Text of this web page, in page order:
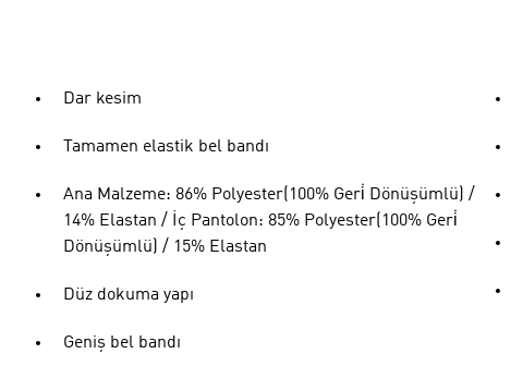
Dar kesim
Tamamen elastik bel bandı
Ana Malzeme: 86% Polyester(100% Geri̇ Dönüşümlü) /
14% Elastan / İç Pantolon: 85% Polyester(100% Geri̇
Dönüşümlü) / 15% Elastan
Düz dokuma yapı
Geniş bel bandı